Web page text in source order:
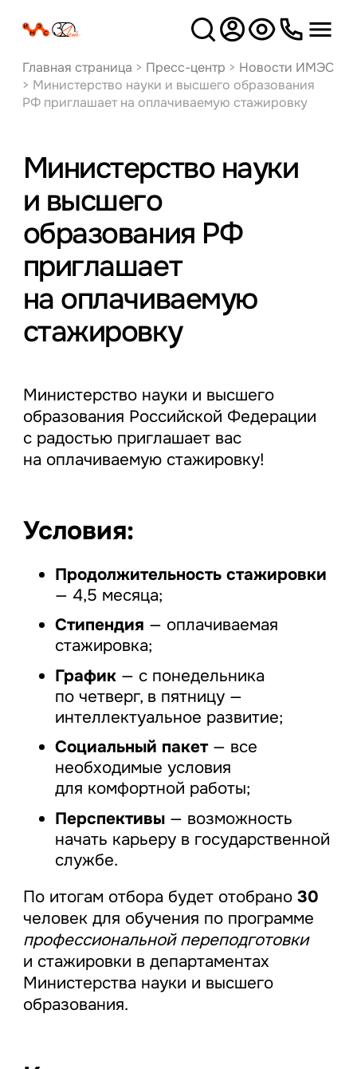
Версия
для слабовидящих
Главная страница > Пресс-центр > Новости ИМЭС
> Министерство науки и высшего образования
РФ приглашает на оплачиваемую стажировку
Министерство науки
и высшего
образования РФ
приглашает
на оплачиваемую
стажировку
Министерство науки и высшего
образования Российской Федерации
с радостью приглашает вас
на оплачиваемую стажировку!
Условия:
Продолжительность стажировки
— 4,5 месяца;
Стипендия — оплачиваемая
стажировка;
График— с понедельника
по четверг, в пятницу —
интеллектуальное развитие;
Социальный пакет— все
необходимые условия
для комфортной работы;
Перспективы— возможность
начать карьеру в государственной
службе.
По итогам отбора будет отобрано 30
человек для обучения по программе
профессиональной переподготовки
и стажировки в департаментах
Министерства науки и высшего
образования.